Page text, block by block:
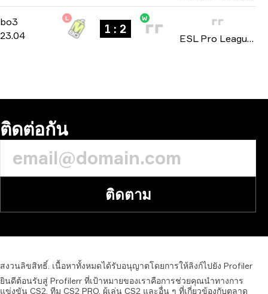
bo3 -bo3
23.04
L
1 : 2
W
ESL Pro League: Season 19 2024
ติดต่อกัน
ติดตาม
สงวนลิขสิทธิ์. เนื้อหาทั้งหมดได้รับอนุญาตโดยการให้ลิงก์ไปยัง Profiler
ยินดีต้อนรับสู่ Profilerr ที่เป้าหมายของเราคือการช่วยคุณนำทางการ
แข่งขัน CS2, ทีม CS2 PRO, ผู้เล่น CS2 และอื่น ๆ ที่เกี่ยวข้องกับตลาด